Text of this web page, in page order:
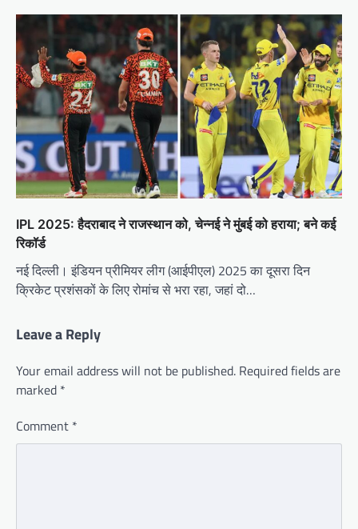
IPL 2025: हैदराबाद ने राजस्थान को, चेन्नई ने मुंबई को हराया; बने कई
रिकॉर्ड
नई दिल्ली। इंडियन प्रीमियर लीग (आईपीएल) 2025 का दूसरा दिन
क्रिकेट प्रशंसकों के लिए रोमांच से भरा रहा, जहां दो…
Leave a Reply
Your email address will not be published. Required fields are
marked *
Comment *